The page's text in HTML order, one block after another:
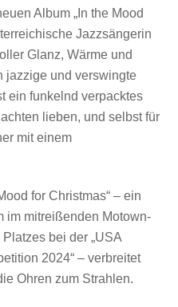
Album „In the Mood
Jazzsängerin
Glanz, Wärme und
jazzige und verswingte
ein funkelnd verpacktes
lieben, und selbst für
mit einem
for Christmas“ – ein
im mitreißenden Motown-
bei der „USA
2024“ – verbreitet
Ohren zum Strahlen.